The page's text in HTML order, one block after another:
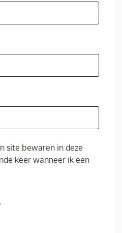
site bewaren in deze
keer wanneer ik een